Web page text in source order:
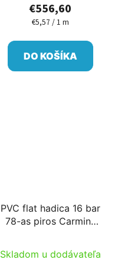
€556,60
Jednotková
€5,57 / 1 m
DO KOŠÍKA
PVC flat hadica 16 bar
78-as piros Carmine
Skladom u dodávateľa